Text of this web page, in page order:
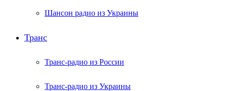
Шансон радио из Украины
Транс
Транс-радио из России
Транс-радио из Украины